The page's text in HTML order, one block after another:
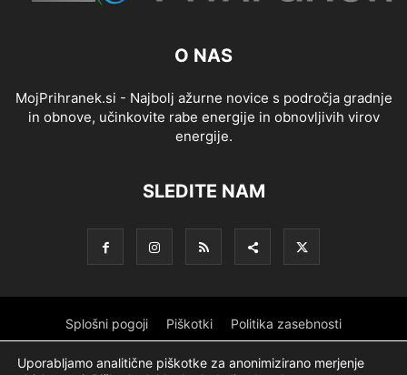
O NAS
MojPrihranek.si - Najbolj ažurne novice s področja gradnje
in obnove, učinkovite rabe energije in obnovljivih virov
energije.
SLEDITE NAM
Splošni pogoji Piškotki Politika zasebnosti
Oglaševanje Partnerji Sofinanciranje Logotip
Uporabljamo analitične piškotke za anonimizirano merjenje